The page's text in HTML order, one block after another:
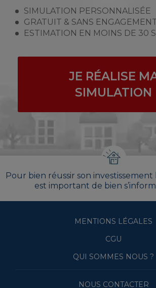
SIMULATION PERSONNALISÉE
GRATUIT & SANS
ESTIMATION EN MOINS DE 30
JE RÉALISE
SIMULATION
Pour bien réussir son investissement
est important de bien
MENTIONS LÉGALES
CGU
QUI SOMMES NOUS ?
NOUS CONTACTER